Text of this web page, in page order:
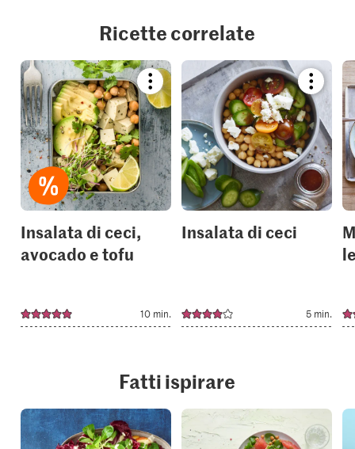
Ricette correlate
Bookmark
recipe
or
add
it
to
your
collections.
Insalata di ceci,
avocado e tofu
10 min.
recipe
or
add
it
to
your
Insalata di ceci
5 min.
Fatti ispirare